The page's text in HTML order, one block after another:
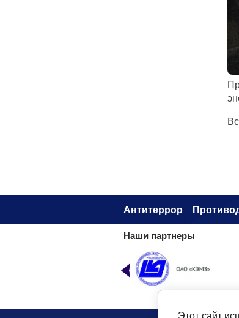
Антитеррор
Наши партнеры
Этот сайт